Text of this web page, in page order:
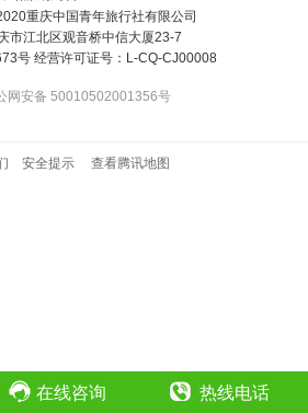
重庆中国青年旅行社有限公司
市江北区观音桥中信大厦23-7
号 经营许可证号：L-CQ-CJ00008
网安备 50010502001356号
安全提示 查看腾讯地图
在线咨询 热线电话